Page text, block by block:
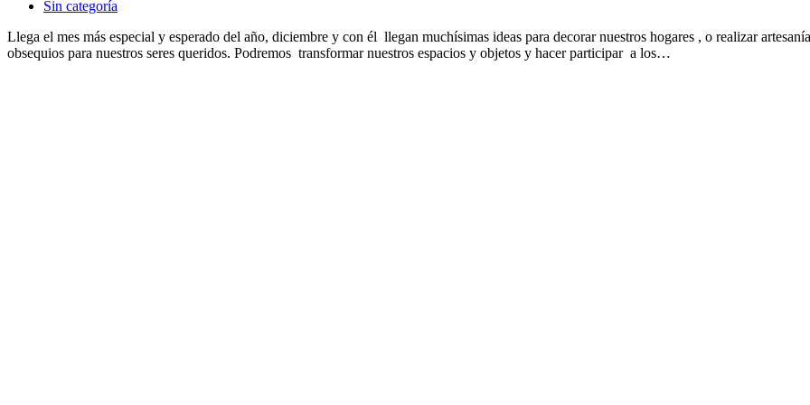
Sin categoría
Llega el mes más especial y esperado del año, diciembre y con él llegan muchísimas ideas para decorar nuestros hogares , o realizar
obsequios para nuestros seres queridos. Podremos transformar nuestros espacios y objetos y hacer participar a los…